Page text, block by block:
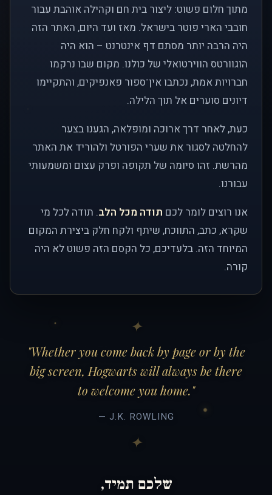
מתוך חלום פשוט: ליצור בית חם וקהילה אוהבת עבור
חובבי הארי פוטר בישראל. מאז ועד היום, האתר הזה
היה הרבה יותר מסתם דף אינטרנט – הוא היה
הוגוורטס הווירטואלי של כולנו. מקום שבו נרקמו
חברויות אמת, נכתבו אין־ספור פאנפיקים, והתקיימו
דיונים סוערים אל תוך הלילה.
כעת, לאחר דרך ארוכה ומופלאה, הגענו בצער
להחלטה לסגור את שערי הפורטל ולהוריד את האתר
מהרשת. זהו סיומה של תקופה ופרק עצום ומשמעותי
עבורנו.
אנו רוצים לומר לכם תודה מכל הלב. תודה לכל מי
שקרא, כתב, התווכח, שיתף ולקח חלק ביצירת המקום
המיוחד הזה. בלעדיכם, כל הקסם הזה פשוט לא היה
קורה.
"Whether you come back by page or by the
big screen, Hogwarts will always be there
to welcome you home."
— J.K. ROWLING
שלכם תמיד,